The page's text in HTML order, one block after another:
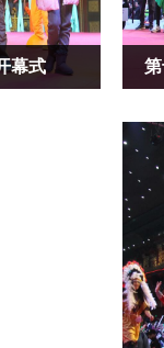
幕式